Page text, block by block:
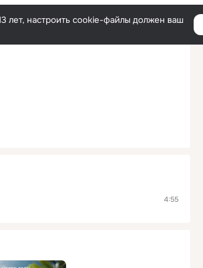
Русский
лет, настроить cookie-файлы должен ваш
4:55